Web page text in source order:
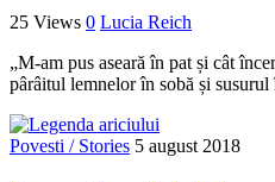
25 Views 0 Lucia Reich
„M-am pus aseară în pat și cât
pârâitul lemnelor în sobă și
Povesti / Stories 5 august 2018